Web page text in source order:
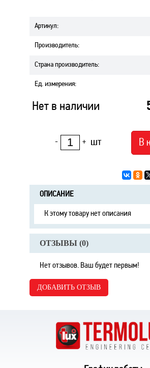
Артикул:
Производитель:
Страна производитель:
Ед. измерения:
Нет в наличии
- + шт В
ОПИСАНИЕ
К этому товару нет описания
ОТЗЫВЫ (0)
Нет отзывов. Ваш будет первым!
ДОБАВИТЬ ОТЗЫВ